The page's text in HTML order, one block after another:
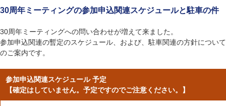
30周年ミーティングの参加申込関連スケジュールと駐車の件
30周年ミーティングへの問い合わせが増えて来ました。
参加申込関連の暫定のスケジュール、および、駐車関連の方針について
のご案内です。
参加申込関連スケジュール 予定
【確定はしていません。予定ですのでご注意ください。】